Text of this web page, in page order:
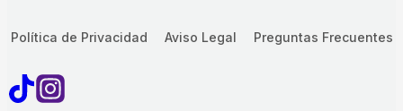
Política de Privacidad Aviso Legal Preguntas Frecuentes